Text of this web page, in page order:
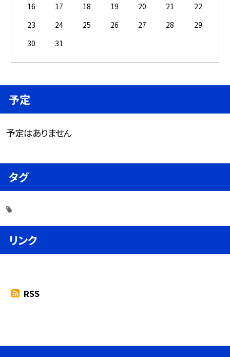
16
17 18 19 20 21
22
23
24 25 26 27 28
29
30
31
予定
予定はありません
タグ
リンク
RSS